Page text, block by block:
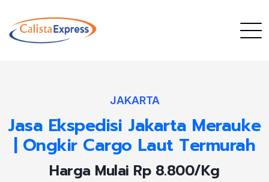
JAKARTA
Jasa Ekspedisi Jakarta Merauke
| Ongkir Cargo Laut Termurah
Harga Mulai Rp 8.800/Kg